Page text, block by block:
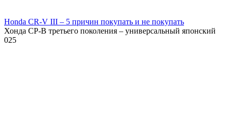
Honda CR-V III – 5 причин покупать и не покупать
Хонда СР-В третьего поколения – универсальный японский
025